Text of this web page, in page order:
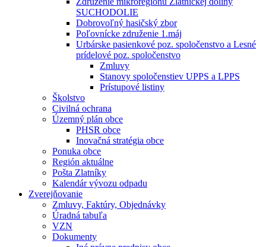
SUCHODOLIE
Dobrovoľný hasičský zbor
Poľovnícke združenie 1.máj
Urbárske pasienkové poz. spoločenstvo a Lesné
prídelové poz. spoločenstvo
Zmluvy
Stanovy spoločenstiev UPPS a LPPS
Prístupové listiny
Školstvo
Civilná ochrana
Územný plán obce
PHSR obce
Inovačná stratégia obce
Ponuka obce
Región aktuálne
Pošta Zlatníky
Kalendár vývozu odpadu
Zverejňovanie
Zmluvy, Faktúry, Objednávky
Úradná tabuľa
VZN
Dokumenty